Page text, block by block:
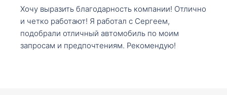
Хочу выразить благодарность компании! Отлично
и четко работают! Я работал с Сергеем,
подобрали отличный автомобиль по моим
запросам и предпочтениям. Рекомендую!